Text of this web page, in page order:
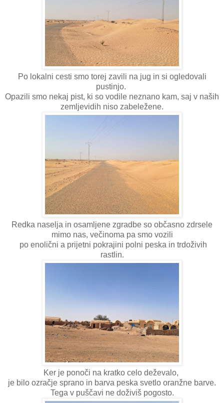
Po lokalni cesti smo torej zavili na jug in si ogledovali
pustinjo.
Opazili smo nekaj pist, ki so vodile neznano kam, saj v naših
zemljevidih niso zabeležene.
Redka naselja in osamljene zgradbe so občasno zdrsele
mimo nas, večinoma pa smo vozili
po enolični a prijetni pokrajini polni peska in trdoživih
rastlin.
Ker je ponoči na kratko celo deževalo,
je bilo ozračje sprano in barva peska svetlo oranžne barve.
Tega v puščavi ne doživiš pogosto.